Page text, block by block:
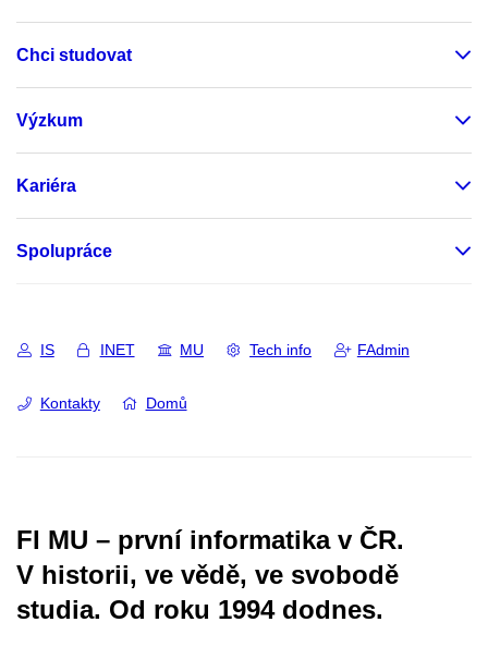
Chci studovat
Výzkum
Kariéra
Spolupráce
IS INET MU Tech info FAdmin
Kontakty Domů
FI MU – první informatika v ČR.
V historii, ve vědě, ve svobodě
studia. Od roku 1994 dodnes.